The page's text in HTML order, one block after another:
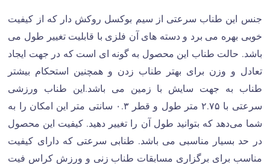
جنس این طناب سرعتی از سیم بوکسل روکش دار که از کیفیت
خوبی بهره می برد و دسته های آن فلزی با قابلیت تغییر طول می
باشد. حالت طناب این محصول به گونه ای است که در جهت ایجاد
تعادل و وزن برای بهتر طناب زدن و همچنین استحکام بیشتر
طناب به جهت سایش با زمین می باشد.این طناب ورزشی
سرعتی با ۲.۷۵ متر طول و قطر ۰.۳ سانتی متر این امکان را به
شما می‌دهد که بتوانید طول آن را تغییر دهید. کیفیت این محصول
در حد بسیار مناسبی می باشد. طنابی سرعتی که دارای کیفیت
مناسب برای برگزاری مسابقات طناب زنی و ورزش کراس فیت